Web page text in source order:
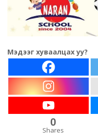
Мэдээг хуваалцах уу?
0
Shares